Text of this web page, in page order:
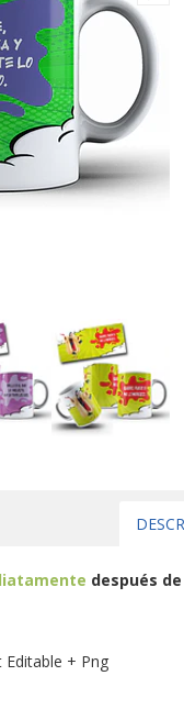
después
Editable + Png